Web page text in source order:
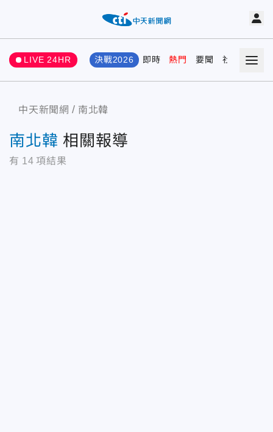
LIVE 24HR 決戰2026 即時 熱門 要聞 社會 娛樂
中天新聞網 南北韓
南北韓 相關報導
有 14 項結果